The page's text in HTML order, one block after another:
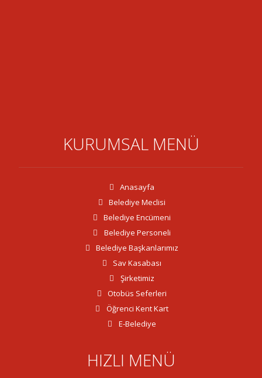
KURUMSAL MENÜ
Anasayfa
Belediye Meclisi
Belediye Encümeni
Belediye Personeli
Belediye Başkanlarımız
Sav Kasabası
Şirketimiz
Otobüs Seferleri
Öğrenci Kent Kart
E-Belediye
HIZLI MENÜ